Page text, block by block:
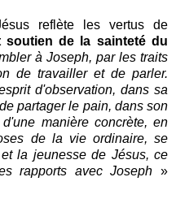
reflète les vertus de
soutien de la sainteté du
à Joseph, par les traits
de travailler et de parler.
d'observation, dans sa
partager le pain, dans son
manière concrète, en
de la vie ordinaire, se
la jeunesse de Jésus, ce
rapports avec Joseph »